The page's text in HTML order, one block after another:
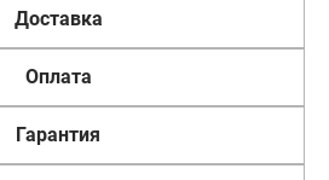
Доставка
Оплата
Гарантия